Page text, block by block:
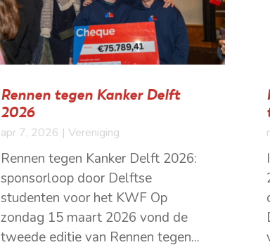
Rennen tegen Kanker Delft
2026
apr 7, 2026 | Vereniging
Rennen tegen Kanker Delft 2026:
sponsorloop door Delftse
studenten voor het KWF Op
zondag 15 maart 2026 vond de
tweede editie van Rennen tegen...